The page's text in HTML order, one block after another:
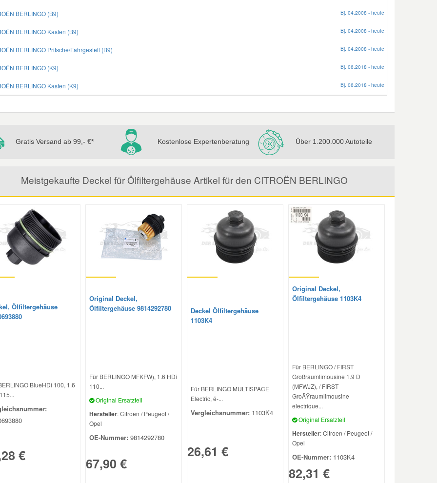
BERLINGO (B9) Bj. 04.2008 - heute
BERLINGO Kasten (B9) Bj. 04.2008 - heute
BERLINGO Pritsche/Fahrgestell (B9) Bj. 04.2008 - heute
BERLINGO (K9) Bj. 06.2018 - heute
BERLINGO Kasten (K9) Bj. 06.2018 - heute
Gratis Versand ab 99,- €* Kostenlose Expertenberatung Über 1.200.000 Autoteile
Meistgekaufte Deckel für Ölfiltergehäuse Artikel für den CITROËN BERLINGO
Ölfiltergehäuse
BlueHDi 100, 1.6
€
Original Deckel,
Ölfiltergehäuse 9814292780
Für BERLINGO MFKFW), 1.6 HDi
110...
Original Ersatzteil
Hersteller: Citroen / Peugeot /
Opel
OE-Nummer: 9814292780
67,90 €
Deckel Ölfiltergehäuse
1103K4
Für BERLINGO MULTISPACE
Electric, ë-...
Vergleichsnummer: 1103K4
26,61 €
Original Deckel,
Ölfiltergehäuse 1103K4
Für BERLINGO / FIRST
Großraumlimousine 1.9 D
(MFWJZ), / FIRST
GroÃŸraumlimousine
electrique...
Original Ersatzteil
Hersteller: Citroen / Peugeot /
Opel
OE-Nummer: 1103K4
82,31 €